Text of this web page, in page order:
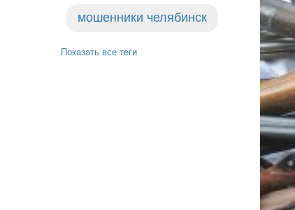
мошенники челябинск
Показать все теги